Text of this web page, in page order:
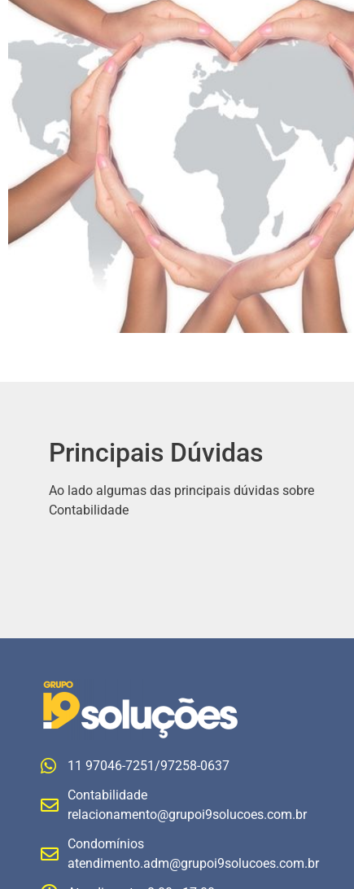
Principais Dúvidas
Ao lado algumas das principais dúvidas sobre
Contabilidade
11 97046-7251/97258-0637
Contabilidade
relacionamento@grupoi9solucoes.com.br
Condomínios
atendimento.adm@grupoi9solucoes.com.br